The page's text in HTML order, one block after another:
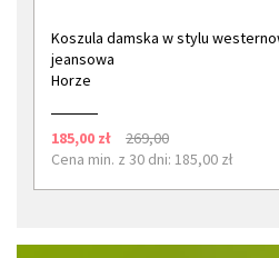
Koszula damska w stylu
jeansowa
Horze
185,00 zł
269,00
Cena min. z 30 dni: 185,00 zł